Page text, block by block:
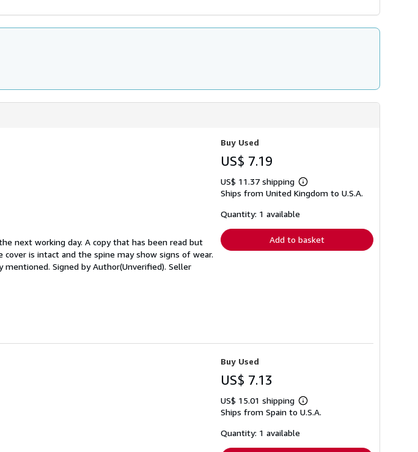
next working day. A copy that has been read but
is intact and the spine may show signs of wear.
Signed by Author(Unverified). Seller
Buy Used
US$ 7.19
US$ 11.37 shipping
Learn
more
Ships from United Kingdom to U.S.A.
Quantity: 1 available
Add to basket
Buy Used
US$ 7.13
US$ 15.01 shipping
Learn
more
Ships from Spain to U.S.A.
Quantity: 1 available